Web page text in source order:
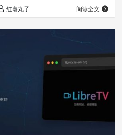
，但不得不忍受，居然对中标公
限制，只能预览，不让下载、复
，通过对一些参数的调整，可以
文件直接下载，此方法比较简
由于…
红薯丸子 阅读全文